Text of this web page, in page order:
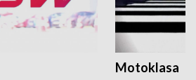
Motoklasa